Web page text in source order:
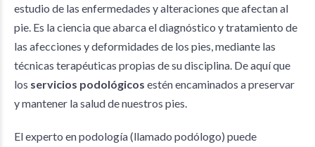
estudio de las enfermedades y alteraciones que afectan al
pie. Es la ciencia que abarca el diagnóstico y tratamiento de
las afecciones y deformidades de los pies, mediante las
técnicas terapéuticas propias de su disciplina. De aquí que
los servicios podológicos estén encaminados a preservar
y mantener la salud de nuestros pies.
El experto en podología (llamado podólogo) puede